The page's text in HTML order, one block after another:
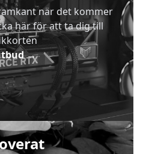
när det kommer
här för att ta dig till
→